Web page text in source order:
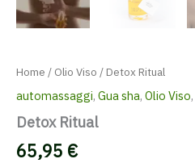
Home / Olio Viso / Detox Ritual
automassaggi, Gua sha, Olio Viso,
Detox Ritual
65,95 €